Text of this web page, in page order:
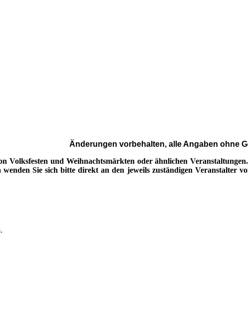
Änderungen vorbehalten, alle Angaben ohne
Volksfesten und Weihnachtsmärkten oder ähnlichen
Sie sich bitte direkt an den jeweils zuständigen Veranstalter